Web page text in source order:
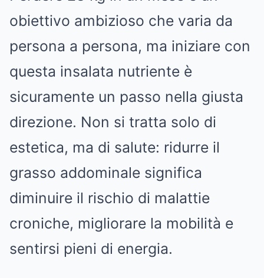
obiettivo ambizioso che varia da
persona a persona, ma iniziare con
questa insalata nutriente è
sicuramente un passo nella giusta
direzione. Non si tratta solo di
estetica, ma di salute: ridurre il
grasso addominale significa
diminuire il rischio di malattie
croniche, migliorare la mobilità e
sentirsi pieni di energia.